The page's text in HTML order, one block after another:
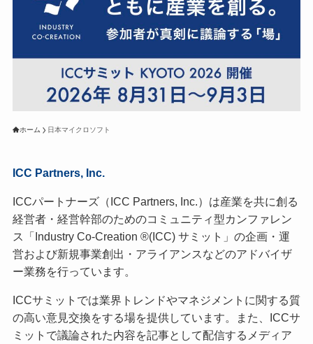
ホーム 日本マイクロソフト
ICC Partners, Inc.
ICCパートナーズ（ICC Partners, Inc.）は産業を共に創る
経営者・経営幹部のためのコミュニティ型カンファレン
ス「Industry Co-Creation ®(ICC) サミット」の企画・運
営および新規事業創出・アライアンスなどのアドバイザ
ー業務を行っています。
ICCサミットでは業界トレンドやマネジメントに関する質
の高い意見交換をする場を提供しています。また、ICCサ
ミットで議論された内容を記事として配信するメディア